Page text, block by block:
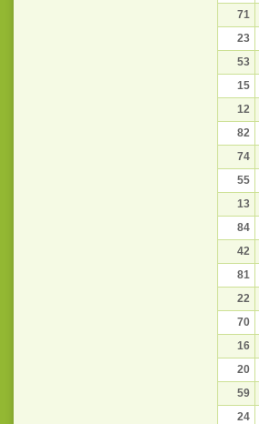
71
23
53
15
12
82
74
55
13
84
42
81
22
70
16
20
59
24